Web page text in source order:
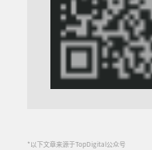
*以下文章来源于TopDigital公众号